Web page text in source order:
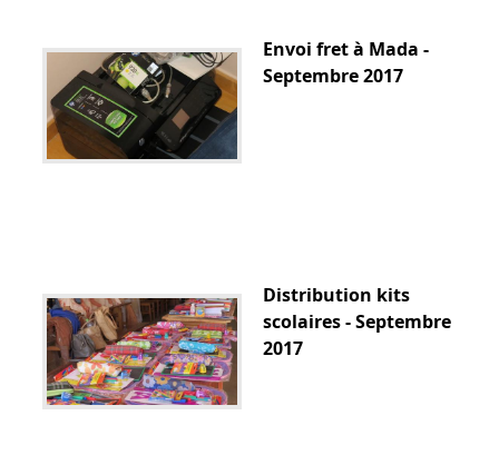
Envoi fret à Mada -
Septembre 2017
Distribution kits
scolaires - Septembre
2017